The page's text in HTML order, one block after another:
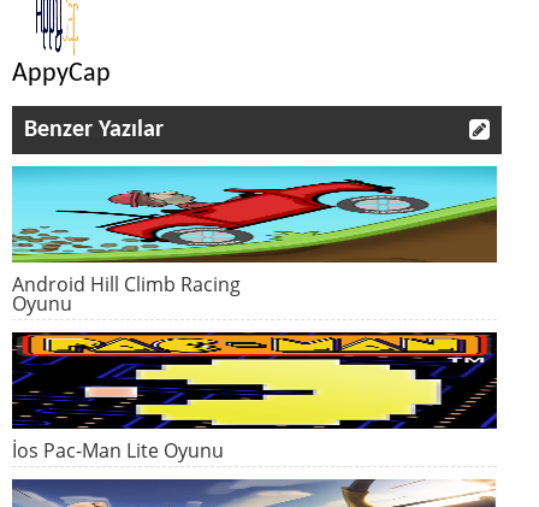
AppyCap
Benzer Yazılar
Android Hill Climb Racing
Oyunu
İos Pac-Man Lite Oyunu